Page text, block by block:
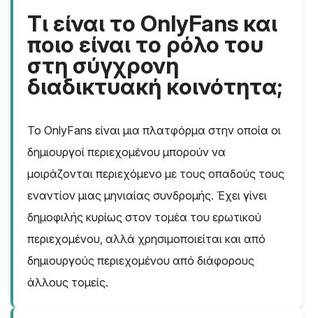
Τι είναι το OnlyFans και
ποιο είναι το ρόλο του
στη σύγχρονη
διαδικτυακή κοινότητα;
Το OnlyFans είναι μια πλατφόρμα στην οποία οι
δημιουργοί περιεχομένου μπορούν να
μοιράζονται περιεχόμενο με τους οπαδούς τους
εναντίον μιας μηνιαίας συνδρομής. Έχει γίνει
δημοφιλής κυρίως στον τομέα του ερωτικού
περιεχομένου, αλλά χρησιμοποιείται και από
δημιουργούς περιεχομένου από διάφορους
άλλους τομείς.